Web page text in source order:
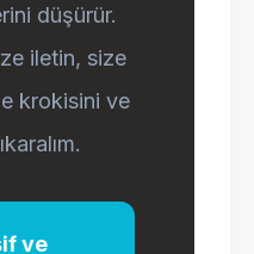
düşürür.
iletin, size
krokisini ve
ve